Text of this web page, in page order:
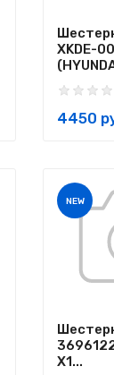
XKDE-
4450
NEW
X1...